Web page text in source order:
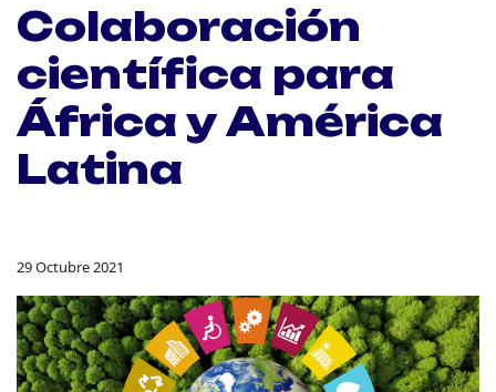
Colaboración
científica para
África y América
Latina
29 Octubre 2021